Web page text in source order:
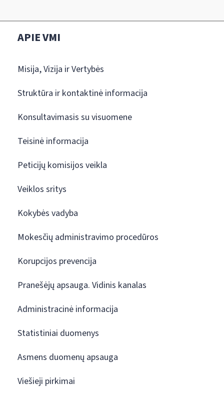
APIE VMI
Misija, Vizija ir Vertybės
Struktūra ir kontaktinė informacija
Konsultavimasis su visuomene
Teisinė informacija
Peticijų komisijos veikla
Veiklos sritys
Kokybės vadyba
Mokesčių administravimo procedūros
Korupcijos prevencija
Pranešėjų apsauga. Vidinis kanalas
Administracinė informacija
Statistiniai duomenys
Asmens duomenų apsauga
Viešieji pirkimai